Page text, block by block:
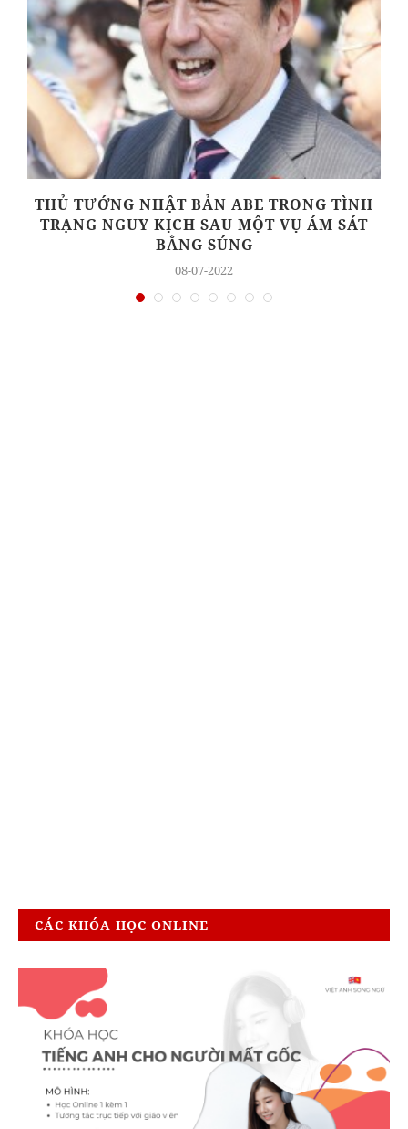
THỦ TƯỚNG NHẬT BẢN ABE TRONG TÌNH
TRẠNG NGUY KỊCH SAU MỘT VỤ ÁM SÁT
BẰNG SÚNG
08-07-2022
CÁC KHÓA HỌC ONLINE